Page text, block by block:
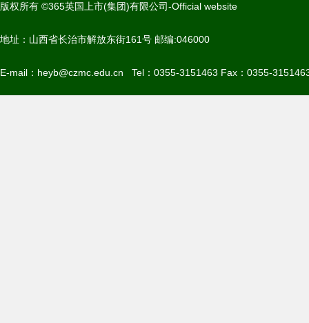
版权所有 ©365英国上市(集团)有限公司-Official website
地址：山西省长治市解放东街161号 邮编:046000
E-mail：heyb@czmc.edu.cn Tel：0355-3151463 Fax：0355-